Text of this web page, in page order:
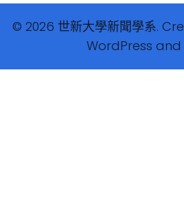
© 2026 世新大學新聞學系.
WordPress and